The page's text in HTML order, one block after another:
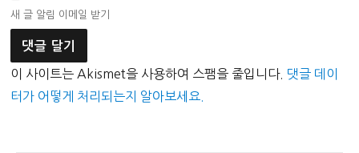
새 글 알림 이메일 받기
이 사이트는 Akismet을 사용하여 스팸을 줄입니다. 댓글 데이
터가 어떻게 처리되는지 알아보세요.